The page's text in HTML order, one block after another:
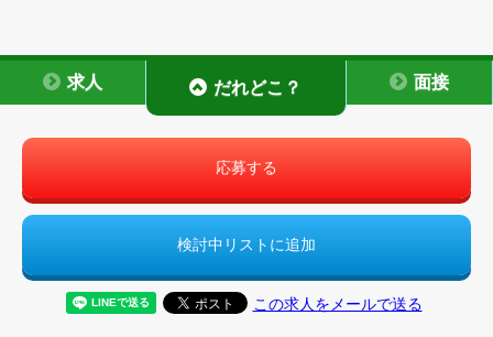
求人 だれどこ？ 面接
応募する
検討中リストに追加
この求人をメールで送る